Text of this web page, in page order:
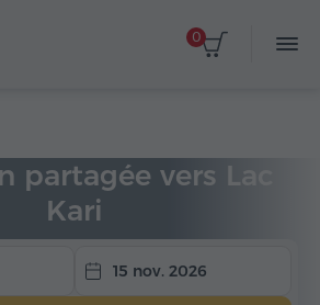
0
partagée vers Lac
Kari
15 nov. 2026